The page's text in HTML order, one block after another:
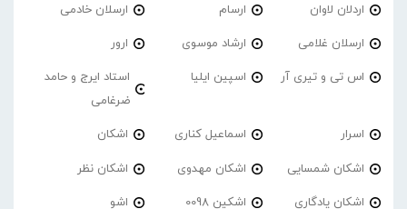
اردلان لاوان ارسام ارسلان خادمی
ارسلان غلامی ارشاد موسوی ارور
اس تی و تیری آر اسپین ایلیا
استاد ایرج و حامد
ضرغامی
اسرار اسماعیل کناری اشکان
اشکان شمسایی اشکان مهدوی اشکان نظر
اشکان یادگاری اشکین 0098 اشو